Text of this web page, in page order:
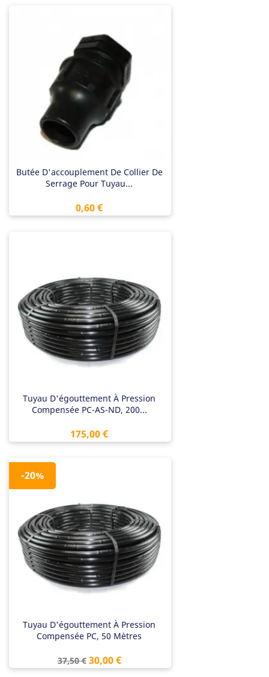
Butée D'accouplement De Collier De
Serrage Pour Tuyau...
Prix
0,60 €
Tuyau D'égouttement À Pression
Compensée PC-AS-ND, 200...
Prix
175,00 €
Tuyau D'égouttement À Pression
Compensée PC, 50 Mètres
Prix
37,50 €
-20%
Prix
30,00 €